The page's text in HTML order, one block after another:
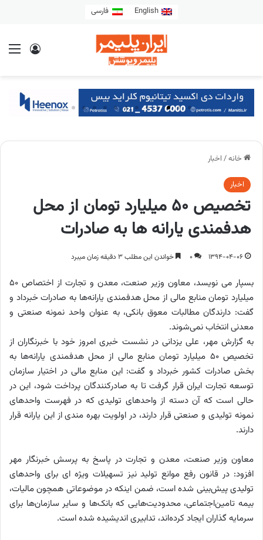
English فارسی
خانه/ اخبار
اخبار
تخصیص ۵۰ میلیارد تومان از محل
هدفمندی یارانه ها به صادرات
1394-04-06
0 خواندن این مطلب 3 دقیقه زمان میبرد
بسپار می نویسد، معاون وزیر صنعت، معدن و تجارت از اختصاص ۵۰
میلیارد تومان منابع مالی از محل هدفمندی یارانه‌ها به صادرات خبرداد و
گفت: دارندگان مطالبات معوق بانکی، به عنوان واحد نمونه صنعتی و
معدنی انتخاب نمی‌شوند.
به گزارش مهر، علی یزدانی در نشست خبری امروز خود با خبرنگاران از
تخصیص ۵۰ میلیارد تومان منابع مالی از محل هدفمندی یارانه‌ها به
بخش صادرات کشور خبرداد و گفت: این منابع مالی در اختیار سازمان
توسعه تجارت ایران قرار گرفت تا به صادرکنندگان پرداخت شود، این در
حالی است که آن دسته از واحدهای تولیدی که در فهرست واحدهای
نمونه تولیدی و صنعتی قرار دارند، در اولویت بهره مندی از این یارانه قرار
دارند.
معاون وزیر صنعت، معدن و تجارت در پاسخ به پرسش خبرنگار مهر
افزود: در قانون رفع موانع تولید نیز تسهیلات ویژه ای برای واحدهای
تولیدی پیش‌بینی شده است، ضمن اینکه در موضوعاتی همچون مالیات،
بیمه تامین‌اجتماعی، محدودیت‌هایی که بانک‌ها و سایر سازمان‌ها برای
سرمایه گذاران ایجاد کرده‌اند، تدابیری اندیشیده شده است.